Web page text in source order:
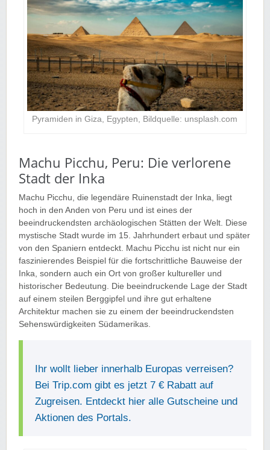
Pyramiden in Giza, Egypten, Bildquelle: unsplash.com
Machu Picchu, Peru: Die verlorene
Stadt der Inka
Machu Picchu, die legendäre Ruinenstadt der Inka, liegt
hoch in den Anden von Peru und ist eines der
beeindruckendsten archäologischen Stätten der Welt. Diese
mystische Stadt wurde im 15. Jahrhundert erbaut und später
von den Spaniern entdeckt. Machu Picchu ist nicht nur ein
faszinierendes Beispiel für die fortschrittliche Bauweise der
Inka, sondern auch ein Ort von großer kultureller und
historischer Bedeutung. Die beeindruckende Lage der Stadt
auf einem steilen Berggipfel und ihre gut erhaltene
Architektur machen sie zu einem der beeindruckendsten
Sehenswürdigkeiten Südamerikas.
Ihr wollt lieber innerhalb Europas verreisen?
Bei Trip.com gibt es jetzt 7 € Rabatt auf
Zugreisen. Entdeckt hier alle Gutscheine und
Aktionen des Portals.